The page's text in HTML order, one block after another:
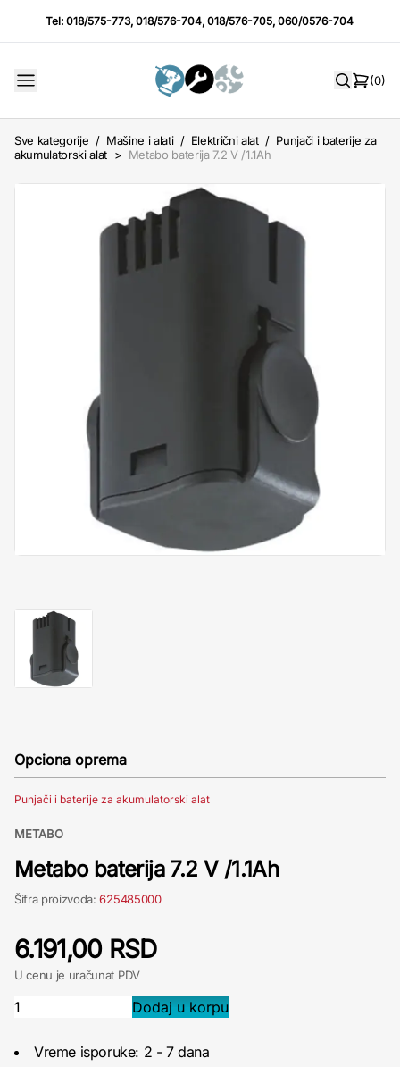
Tel:018/575-773,018/576-704,018/576-705,060/0576-704
(0)
Sve kategorije / Mašine i alati / Električni alat / Punjači i baterije za
akumulatorski alat > Metabo baterija 7.2 V /1.1Ah
Opciona oprema
Punjači i baterije za akumulatorski alat
METABO
Metabo baterija 7.2 V /1.1Ah
Šifra proizvoda:625485000
6.191,00 RSD
U cenu je uračunat PDV
Vreme isporuke: 2 - 7 dana